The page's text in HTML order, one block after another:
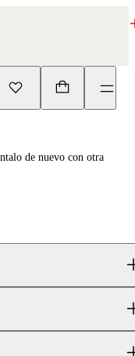
de nuevo con otra